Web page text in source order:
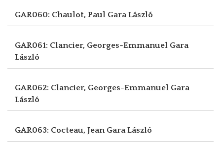
GAR060: Chaulot, Paul Gara László
GAR061: Clancier, Georges-Emmanuel Gara
László
GAR062: Clancier, Georges-Emmanuel Gara
László
GAR063: Cocteau, Jean Gara László